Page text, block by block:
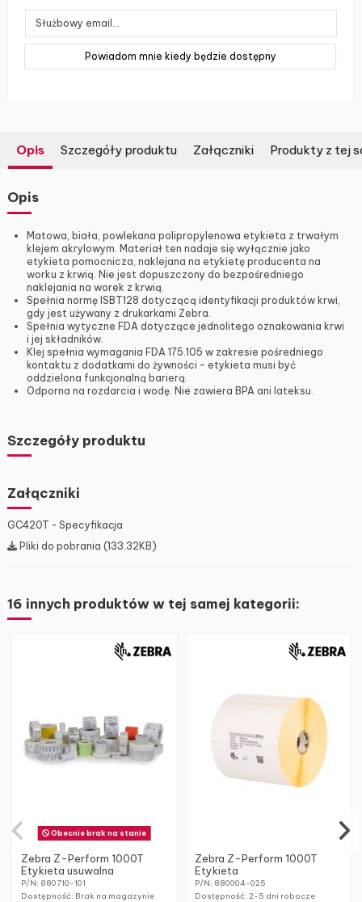
Opis Szczegóły produktu Załączniki Produkty z tej
Opis
Matowa, biała, powlekana polipropylenowa etykieta z trwałym
klejem akrylowym. Materiał ten nadaje się wyłącznie jako
etykieta pomocnicza, naklejana na etykietę producenta na
worku z krwią. Nie jest dopuszczony do bezpośredniego
naklejania na worek z krwią.
Spełnia normę ISBT128 dotyczącą identyfikacji produktów krwi,
gdy jest używany z drukarkami Zebra.
Spełnia wytyczne FDA dotyczące jednolitego oznakowania krwi
i jej składników.
Klej spełnia wymagania FDA 175.105 w zakresie pośredniego
kontaktu z dodatkami do żywności – etykieta musi być
oddzielona funkcjonalną barierą.
Odporna na rozdarcia i wodę. Nie zawiera BPA ani lateksu.
Szczegóły produktu
Załączniki
GC420T - Specyfikacja
Pliki do pobrania (133.32KB)
16 innych produktów w tej samej kategorii:
Obecnie brak na stanie
Zebra Z-Perform 1000T
Etykieta usuwalna
P/N: 880710-101
Dostępność: Brak na magazynie
Zebra Z-Perform 1000T
Etykieta
P/N: 880004-025
Dostępność:2-5 dni robocze